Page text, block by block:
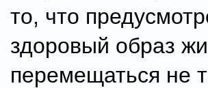
то, что
здоровый образ
перемещаться не